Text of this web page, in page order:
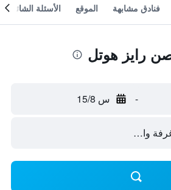
فنادق مشابهة الموقع الأسئلة الشائعة
رايز هوتل
- س 15/8